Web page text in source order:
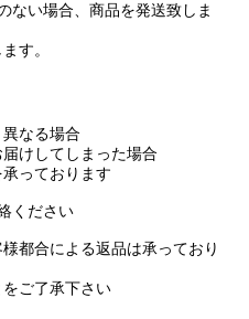
ない場合、商品を発送致しま
す。
なる場合
けしてしまった場合
っております
ください
都合による返品は承っており
ご了承下さい